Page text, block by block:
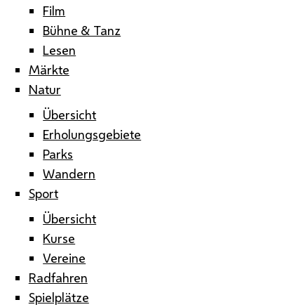
Film
Bühne & Tanz
Lesen
Märkte
Natur
Übersicht
Erholungsgebiete
Parks
Wandern
Sport
Übersicht
Kurse
Vereine
Radfahren
Spielplätze